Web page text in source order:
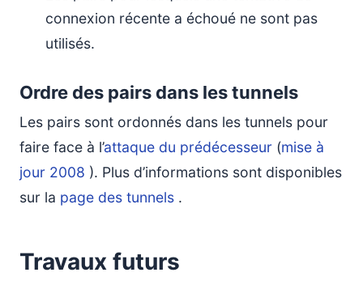
connexion récente a échoué ne sont pas
utilisés.
Ordre des pairs dans les tunnels
Les pairs sont ordonnés dans les tunnels pour
faire face à l’attaque du prédécesseur (mise à
jour 2008 ). Plus d’informations sont disponibles
sur la page des tunnels .
Travaux futurs